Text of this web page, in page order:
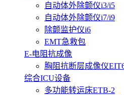
自动体外除颤仪i3/i5
自动体外除颤仪i7/i9
除颤监护仪i6
EMT急救包
E-电阻抗成像
胸阻抗断层成像仪
综合ICU设备
多功能转运床ETB-2